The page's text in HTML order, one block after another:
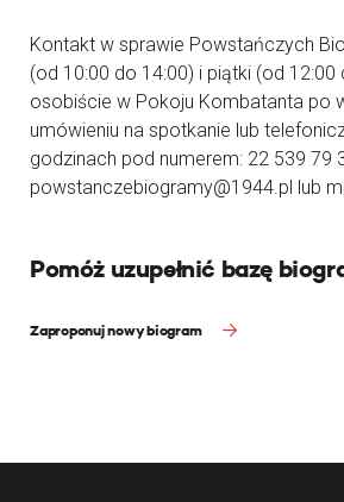
Kontakt w sprawie Powstańczych
(od 10:00 do 14:00) i piątki (od 12:00
osobiście w Pokoju Kombatanta po
umówieniu na spotkanie lub
godzinach pod numerem: 22 539 79
powstanczebiogramy@1944.pl lub
Pomóż uzupełnić bazę
Zaproponuj nowy biogram